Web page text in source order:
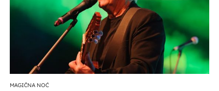
MAGIČNA NOĆ